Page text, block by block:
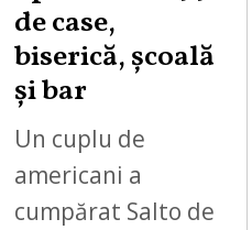
de case,
biserică, școală
și bar
Un cuplu de
americani a
cumpărat Salto de